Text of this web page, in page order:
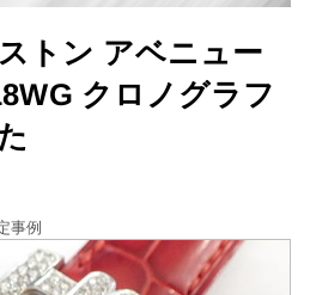
トン アベニュー
クロノグラフ
事例